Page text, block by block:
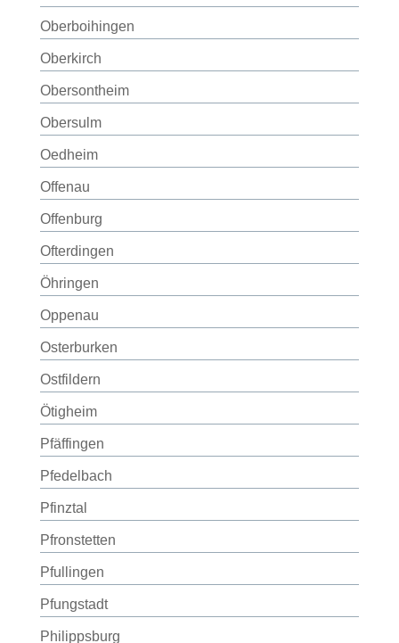
Oberboihingen
Oberkirch
Obersontheim
Obersulm
Oedheim
Offenau
Offenburg
Ofterdingen
Öhringen
Oppenau
Osterburken
Ostfildern
Ötigheim
Pfäffingen
Pfedelbach
Pfinztal
Pfronstetten
Pfullingen
Pfungstadt
Philippsburg